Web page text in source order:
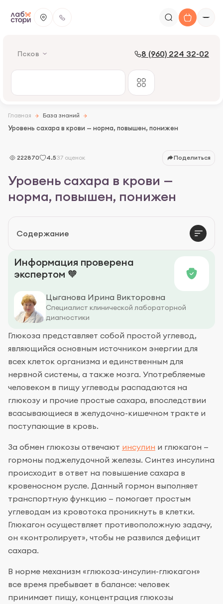
Псков 8 (960) 224 32-02
Главная База знаний
Уровень сахара в крови — норма, повышен, понижен
222870 4.537 оценок Поделиться
Уровень сахара в крови —
норма, повышен, понижен
Содержание
Норма глюкозы в крови
Изменение уровня сахара
Профилактика
Информация проверена
экспертом 🧡
Цыганова Ирина Викторовна
Специалист клинической лабораторной
диагностики
Глюкоза представляет собой простой углевод,
являющийся основным источником энергии для
всех клеток организма и единственным для
нервной системы, а также мозга. Употребляемые
человеком в пищу углеводы распадаются на
глюкозу и прочие простые сахара, впоследствии
всасывающиеся в желудочно-кишечном тракте и
поступающие в кровь.
За обмен глюкозы отвечают инсулин и глюкагон —
гормоны поджелудочной железы. Синтез инсулина
происходит в ответ на повышение сахара в
кровеносном русле. Данный гормон выполняет
транспортную функцию — помогает простым
углеводам из кровотока проникнуть в клетки.
Глюкагон осуществляет противоположную задачу,
он «контролирует», чтобы не развился дефицит
сахара.
В норме механизм «глюкоза-инсулин-глюкагон»
все время пребывает в балансе: человек
принимает пищу, концентрация глюкозы